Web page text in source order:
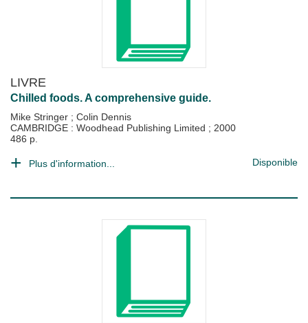
LIVRE
Chilled foods. A comprehensive guide.
Mike Stringer ; Colin Dennis
CAMBRIDGE : Woodhead Publishing Limited ; 2000
486 p.
Plus d'information... Disponible